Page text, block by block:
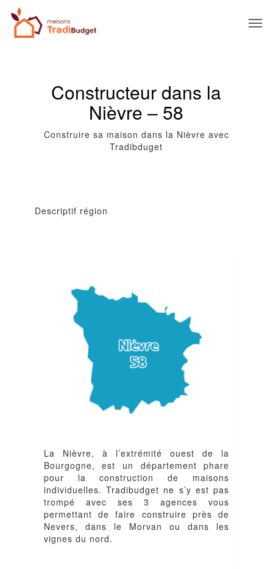
Constructeur dans la
Nièvre – 58
Construire sa maison dans la Nièvre avec
Tradibduget
Descriptif région
La Nièvre, à l’extrémité ouest de la
Bourgogne, est un département phare
pour la construction de maisons
individuelles. Tradibudget ne s’y est pas
trompé avec ses 3 agences vous
permettant de faire construire près de
Nevers, dans le Morvan ou dans les
vignes du nord.